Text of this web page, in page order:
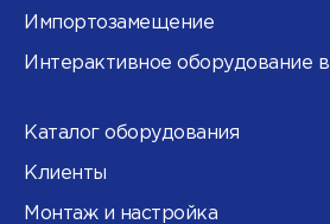
Импортозамещение
Интерактивное оборудование
Каталог оборудования
Клиенты
Монтаж и настройка